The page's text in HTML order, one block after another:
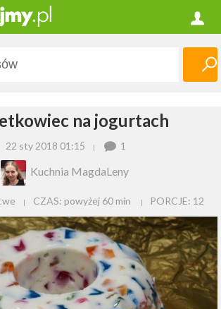
na jogurtach
22 sty 2018 01:15 1
Kuchnia MagdaLeny
CZAS: powyżej 60 min PORCJE: 12